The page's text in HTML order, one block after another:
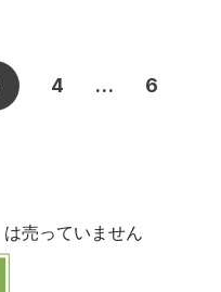
4 … 6
売っていません